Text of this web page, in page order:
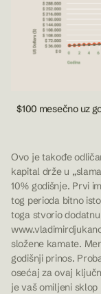
$100 mesečno uz
Ovo je takođe
kapital drže u
10% godišnje. Prvi
tog perioda bitno
toga stvorio
složene kamate.
godišnji prinos.
osećaj za ovaj
je vaš omiljeni